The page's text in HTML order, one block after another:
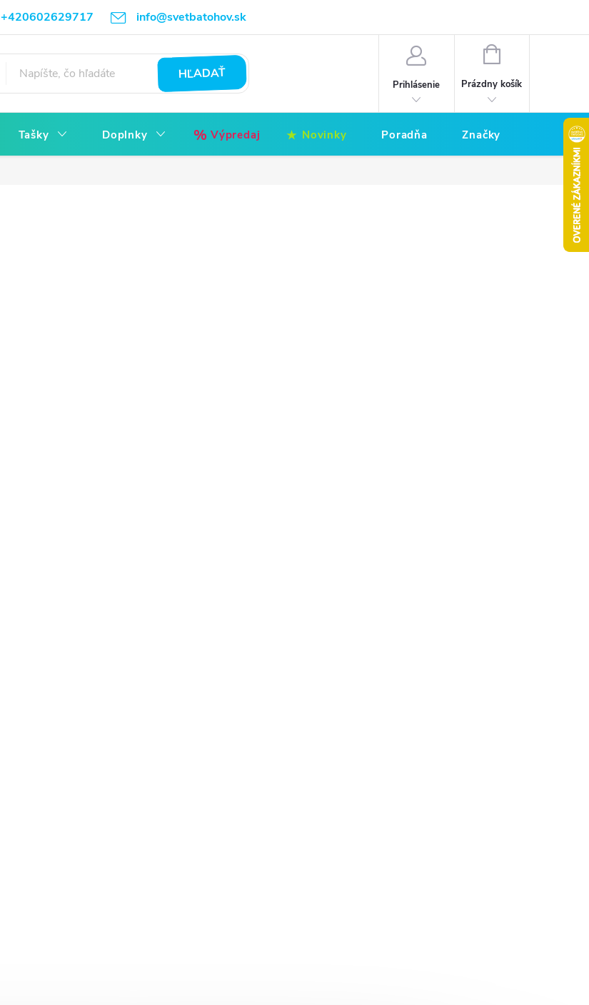
+420602629717 info@svetbatohov.sk
Všetko o Nákupu Napíšte nám Reklamácia bez starostí
HĽADAŤ
Prihlásenie
NÁKUPNÝ
Prázdny košík
Tašky Doplnky Výpredaj Novinky Poradňa Značky